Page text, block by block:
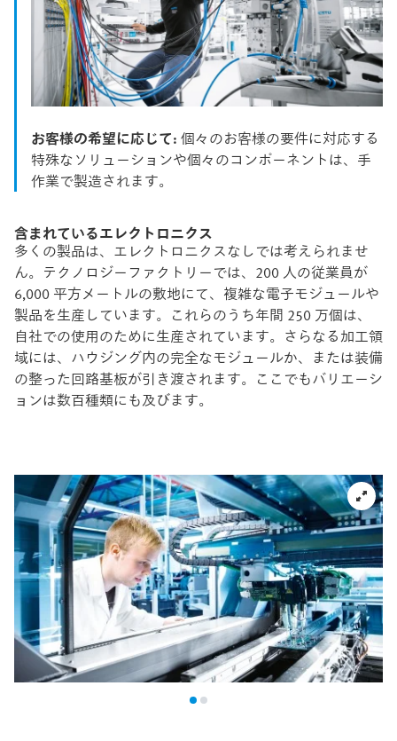
お客様の希望に応じて: 個々のお客様の要件に対応する
特殊なソリューションや個々のコンポーネントは、手
作業で製造されます。
含まれているエレクトロニクス
多くの製品は、エレクトロニクスなしでは考えられませ
ん。テクノロジーファクトリーでは、200 人の従業員が
6,000 平方メートルの敷地にて、複雑な電子モジュールや
製品を生産しています。これらのうち年間 250 万個は、
自社での使用のために生産されています。さらなる加工領
域には、ハウジング内の完全なモジュールか、または装備
の整った回路基板が引き渡されます。ここでもバリエーシ
ョンは数百種類にも及びます。